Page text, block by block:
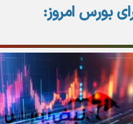
بورس امروز: